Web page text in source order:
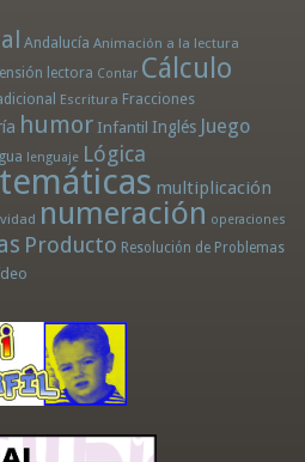
Andalucía Animación a la lectura
lectora Contar Cálculo
Escritura Fracciones
humor Infantil Inglés Juego
lenguaje Lógica
multiplicación
numeración operaciones
Producto Resolución de Problemas